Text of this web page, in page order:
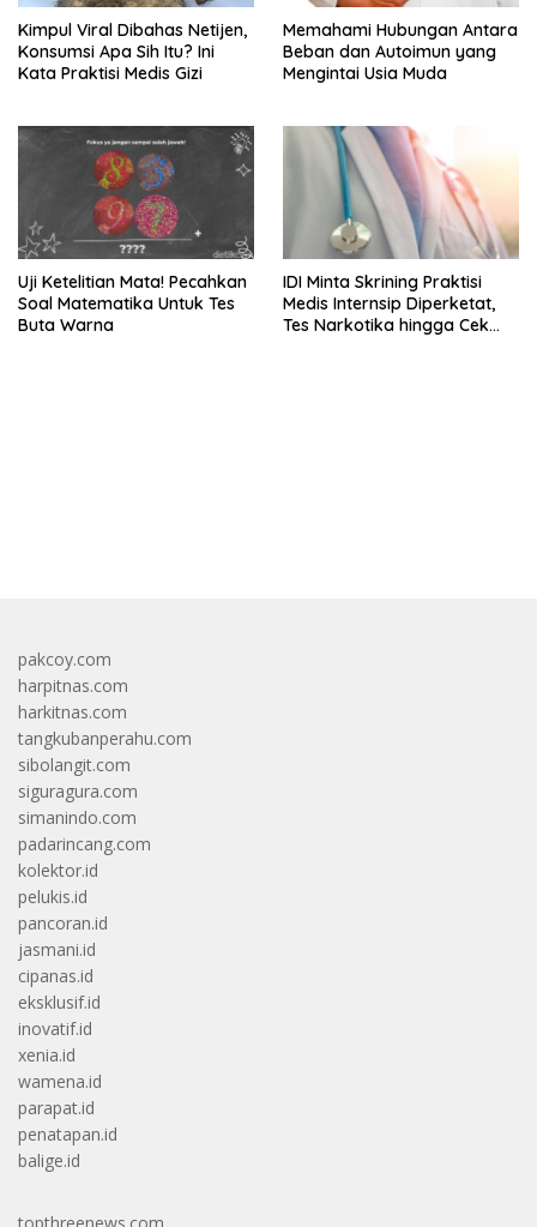
Kimpul Viral Dibahas Netijen,
Konsumsi Apa Sih Itu? Ini
Kata Praktisi Medis Gizi
Memahami Hubungan Antara
Beban dan Autoimun yang
Mengintai Usia Muda
Uji Ketelitian Mata! Pecahkan
Soal Matematika Untuk Tes
Buta Warna
IDI Minta Skrining Praktisi
Medis Internsip Diperketat,
Tes Narkotika hingga Cek
pakcoy.com
harpitnas.com
harkitnas.com
tangkubanperahu.com
sibolangit.com
siguragura.com
simanindo.com
padarincang.com
kolektor.id
pelukis.id
pancoran.id
jasmani.id
cipanas.id
eksklusif.id
inovatif.id
xenia.id
wamena.id
parapat.id
penatapan.id
balige.id
topthreenews.com